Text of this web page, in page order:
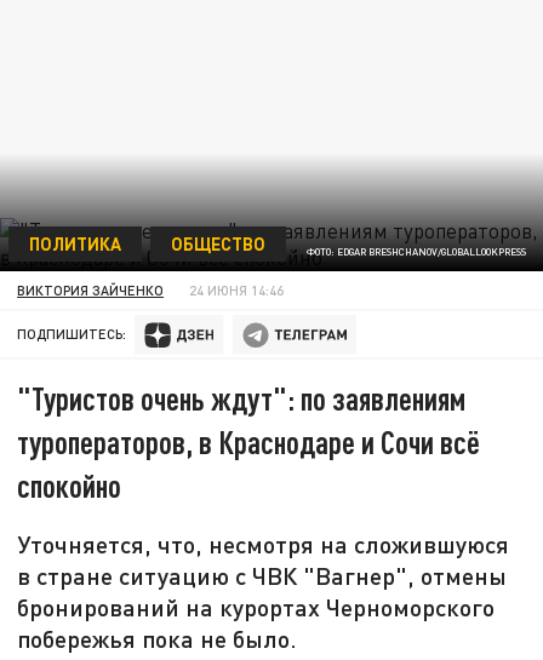
ФОТО: EDGAR BRESHCHANOV/GLOBALLOOKPRESS
ПОЛИТИКА ОБЩЕСТВО
ВИКТОРИЯ ЗАЙЧЕНКО 24 ИЮНЯ 14:46
ПОДПИШИТЕСЬ:
"Туристов очень ждут": по заявлениям
туроператоров, в Краснодаре и Сочи всё
спокойно
Уточняется, что, несмотря на сложившуюся
в стране ситуацию с ЧВК "Вагнер", отмены
бронирований на курортах Черноморского
побережья пока не было.